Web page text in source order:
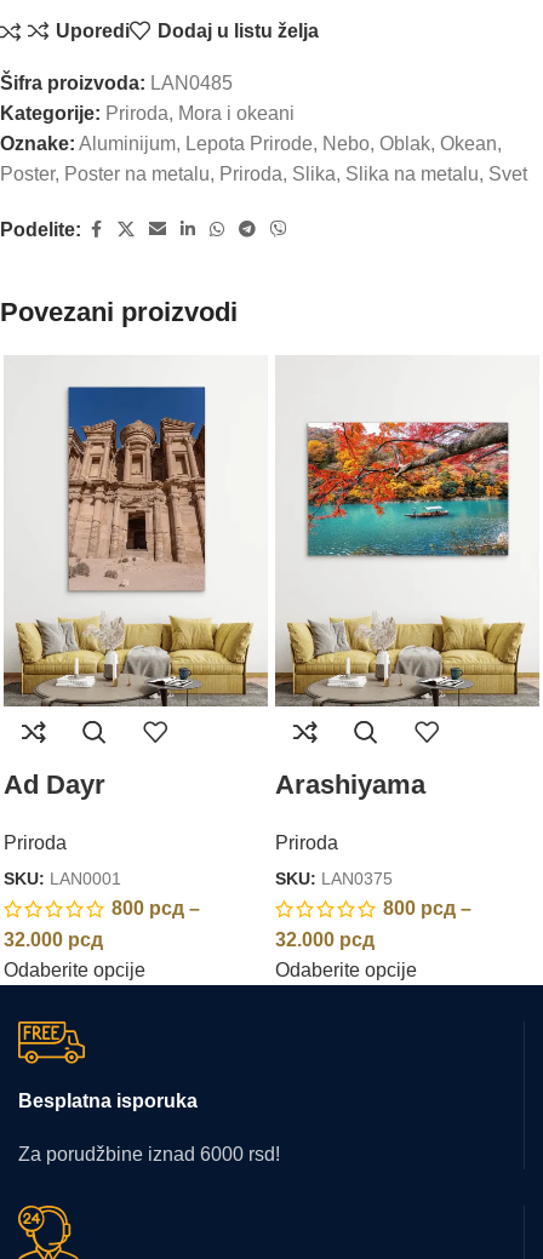
Uporedi Dodaj u listu želja
Šifra proizvoda: LAN0485
Kategorije: Priroda, Mora i okeani
Oznake: Aluminijum, Lepota Prirode, Nebo, Oblak, Okean,
Poster, Poster na metalu, Priroda, Slika, Slika na metalu, Svet
Podelite:
Povezani proizvodi
Ad Dayr
Priroda
SKU: LAN0001
800 рсд –
32.000 рсд
Odaberite opcije
Arashiyama
Priroda
SKU: LAN0375
800 рсд –
32.000 рсд
Odaberite opcije
Besplatna isporuka
Za porudžbine iznad 6000 rsd!